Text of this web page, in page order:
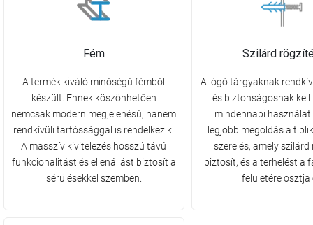
Fém
A termék kiváló minőségű fémből
készült. Ennek köszönhetően
nemcsak modern megjelenésű, hanem
rendkívüli tartóssággal is rendelkezik.
A masszív kivitelezés hosszú távú
funkcionalitást és ellenállást biztosít a
sérülésekkel szemben.
Szilárd
A lógó tárgyaknak
és biztonságosnak kell
mindennapi használat
legjobb megoldás a
szerelés, amely
biztosít, és a terhelést a
felületére osztja